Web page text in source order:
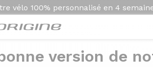
vélo 100% personnalisé en 4
version de